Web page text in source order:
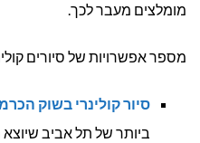
מומלצים מעבר לכך.
מספר אפשרויות של סיורים
סיור קולינרי בשוק
ביותר של תל אביב